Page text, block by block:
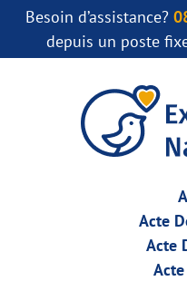
Besoin d’assistance?
depuis un poste
Acte
Acte